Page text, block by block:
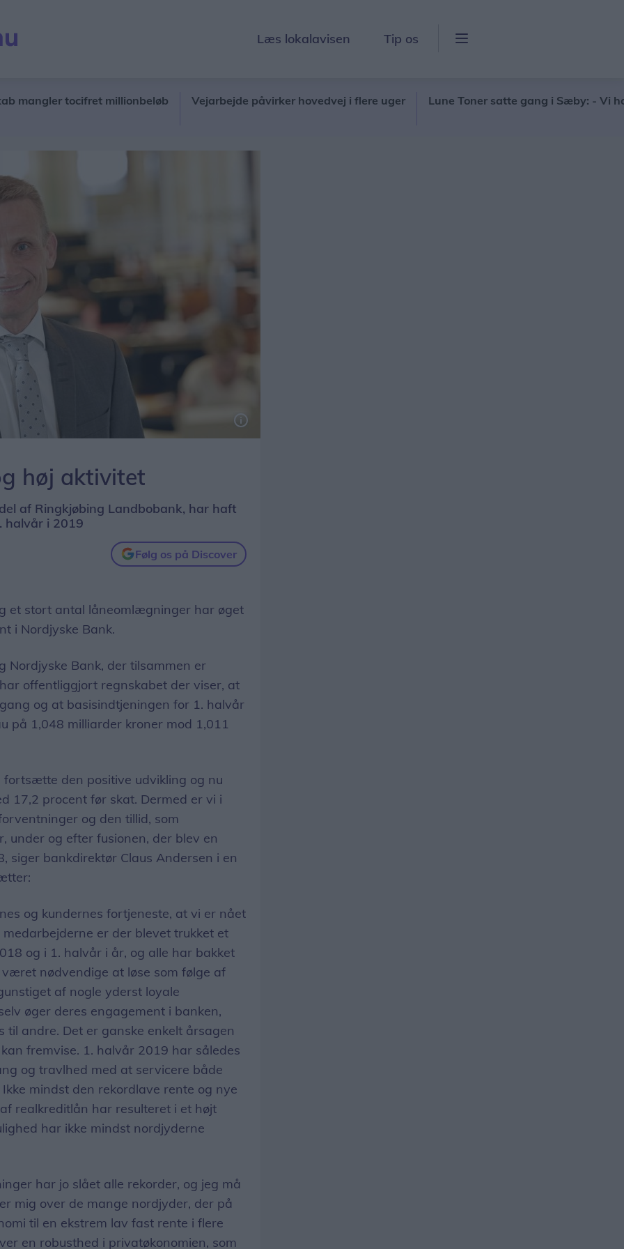
Læs lokalavisen Tip os
tocifret millionbeløb Vejarbejde påvirker hovedvej i flere uger Lune Toner satte gang i Sæby: - Vi holder
høj aktivitet
af Ringkjøbing Landbobank, har haft
halvår i 2019
Følg os på Discover
et stort antal låneomlægninger har øget
i Nordjyske Bank.
Nordjyske Bank, der tilsammen er
offentliggjort regnskabet der viser, at
og at basisindtjeningen for 1. halvår
på 1,048 milliarder kroner mod 1,011
den positive udvikling og nu
17,2 procent før skat. Dermed er vi i
og den tillid, som
under og efter fusionen, der blev en
siger bankdirektør Claus Andersen i en
og kundernes fortjeneste, at vi er nået
er der blevet trukket et
og i 1. halvår i år, og alle har bakket
nødvendige at løse som følge af
af nogle yderst loyale
øger deres engagement i banken,
til andre. Det er ganske enkelt årsagen
fremvise. 1. halvår 2019 har således
og travlhed med at servicere både
mindst den rekordlave rente og nye
realkreditlån har resulteret i et højt
har ikke mindst nordjyderne
har jo slået alle rekorder, og jeg må
mig over de mange nordjyder, der på
til en ekstrem lav fast rente i flere
en robusthed i privatøkonomien, som